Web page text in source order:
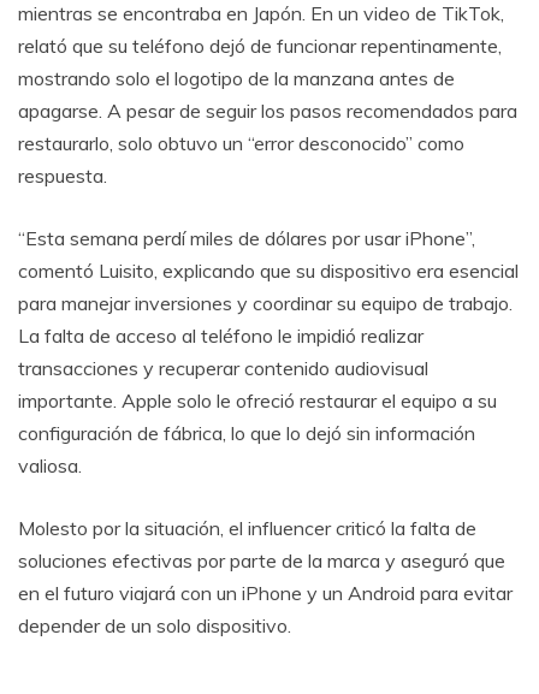
mientras se encontraba en Japón. En un video de TikTok,
relató que su teléfono dejó de funcionar repentinamente,
mostrando solo el logotipo de la manzana antes de
apagarse. A pesar de seguir los pasos recomendados para
restaurarlo, solo obtuvo un “error desconocido” como
respuesta.
“Esta semana perdí miles de dólares por usar iPhone”,
comentó Luisito, explicando que su dispositivo era esencial
para manejar inversiones y coordinar su equipo de trabajo.
La falta de acceso al teléfono le impidió realizar
transacciones y recuperar contenido audiovisual
importante. Apple solo le ofreció restaurar el equipo a su
configuración de fábrica, lo que lo dejó sin información
valiosa.
Molesto por la situación, el influencer criticó la falta de
soluciones efectivas por parte de la marca y aseguró que
en el futuro viajará con un iPhone y un Android para evitar
depender de un solo dispositivo.